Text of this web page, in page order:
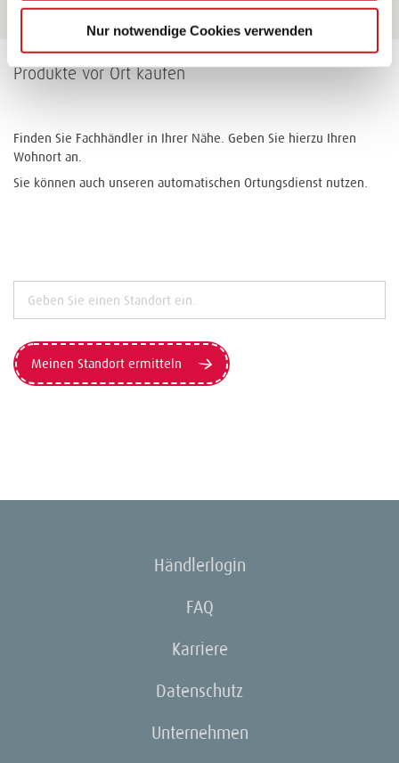
Nur notwendige Cookies verwenden
Produkte vor Ort kaufen
Finden Sie Fachhändler in Ihrer Nähe. Geben Sie hierzu Ihren
Wohnort an.
Sie können auch unseren automatischen Ortungsdienst nutzen.
Meinen Standort ermitteln
Händlerlogin
FAQ
Karriere
Datenschutz
Unternehmen